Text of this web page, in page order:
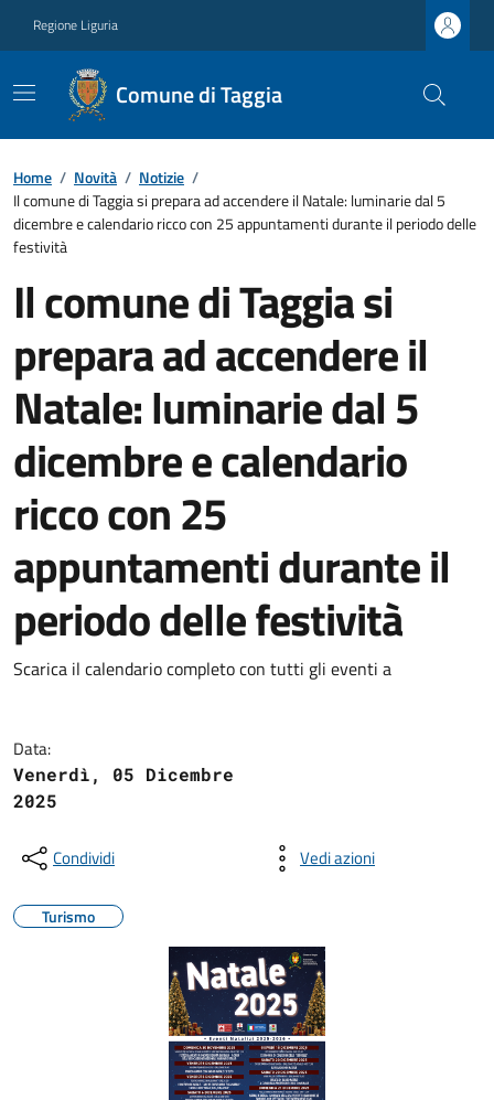
Regione Liguria
Comune di Taggia
Home / Novità / Notizie /
Il comune di Taggia si prepara ad accendere il Natale: luminarie dal 5
dicembre e calendario ricco con 25 appuntamenti durante il periodo delle
festività
Il comune di Taggia si
prepara ad accendere il
Natale: luminarie dal 5
dicembre e calendario
ricco con 25
appuntamenti durante il
periodo delle festività
Scarica il calendario completo con tutti gli eventi a
Data:
Venerdì, 05 Dicembre
2025
Condividi Vedi azioni
Turismo